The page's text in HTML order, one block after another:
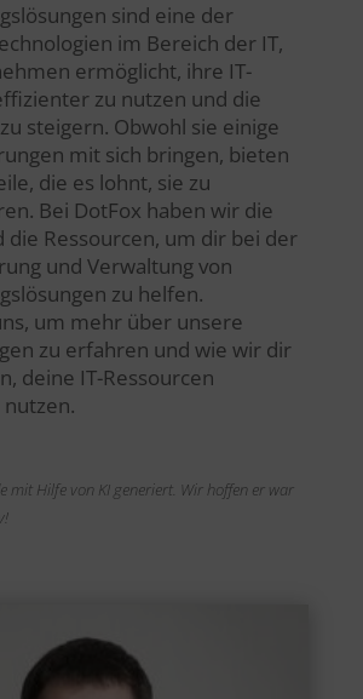
sind eine der
im Bereich der IT,
ermöglicht, ihre IT-
zu nutzen und die
steigern. Obwohl sie einige
mit sich bringen, bieten
die es lohnt, sie zu
Bei DotFox haben wir die
die Ressourcen, um dir bei der
und Verwaltung von
zu helfen.
um mehr über unsere
zu erfahren und wie wir dir
deine IT-Ressourcen
mit Hilfe von KI generiert. Wir hoffen er war